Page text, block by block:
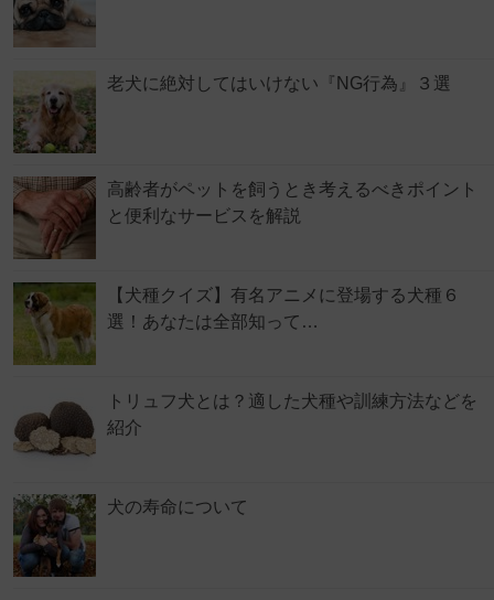
老犬に絶対してはいけない『NG行為』３選
高齢者がペットを飼うとき考えるべきポイント
と便利なサービスを解説
【犬種クイズ】有名アニメに登場する犬種６
選！あなたは全部知って…
トリュフ犬とは？適した犬種や訓練方法などを
紹介
犬の寿命について